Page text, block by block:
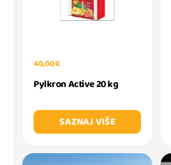
40,00 €
Pylkron Active 20 kg
SAZNAJ VIŠE